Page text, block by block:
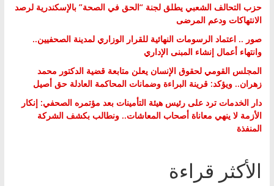
حزب التحالف الشعبي يطلق لجنة “الحق في الصحة” بالإسكندرية لرصد
الانتهاكات ودعم المرضى
صور .. اعتماد الرسومات النهائية للقرار الوزاري لمدينة الصحفيين..
وانتهاء أعمال إنشاء المبنى الإداري
المجلس القومي لحقوق الإنسان يعلن متابعة قضية الدكتور محمد
زهران.. ويؤكد: قرينة البراءة وضمانات المحاكمة العادلة حق أصيل
دار الخدمات ترد على رئيس هيئة التأمينات بعد مؤتمره الصحفي: إنكار
الأزمة لا ينهي معاناة أصحاب المعاشات.. ونطالب بكشف الشركة
المنفذة
الأكثر قراءة